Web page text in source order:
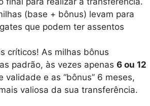
(base + bônus) levam para
que podem ter assentos
críticos! As milhas bônus
padrão, às vezes apenas 6 ou 12
validade e as “bônus” 6 meses,
valiosa da sua transferência.